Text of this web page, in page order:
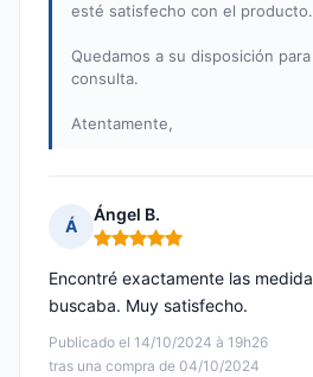
esté satisfecho con el producto.
Quedamos a su disposición
consulta.
Atentamente,
Á
Ángel B.
Nota: 5 de 5
Publicado el 14/10/2024 à 19h26
tras una compra de 04/10/2024
Encontré exactamente las
buscaba. Muy satisfecho.